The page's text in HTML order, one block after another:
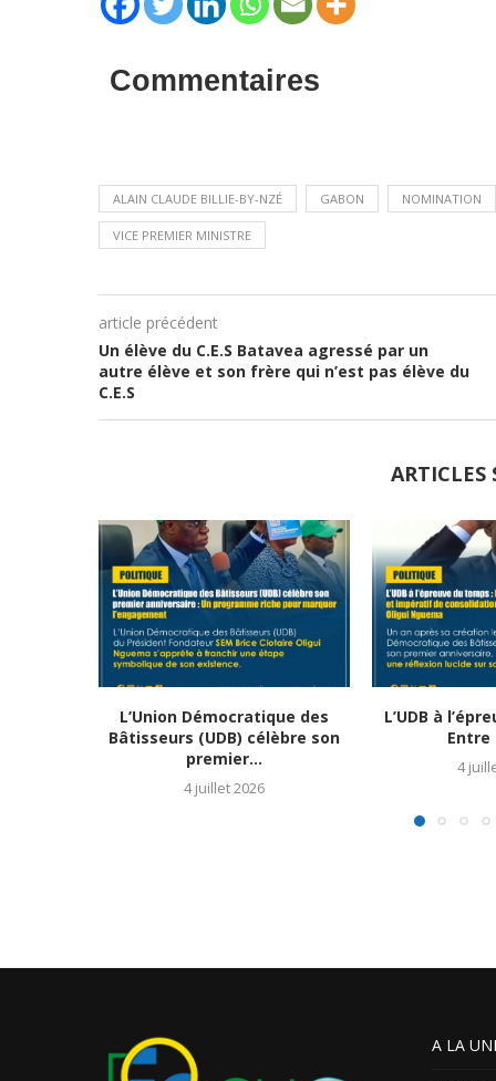
Commentaires
ALAIN CLAUDE BILLIE-BY-NZÉ GABON NOMINATION
VICE PREMIER MINISTRE
article précédent
Un élève du C.E.S Batavea agressé par un
autre élève et son frère qui n’est pas élève du
C.E.S
ARTICLES
L’Union Démocratique des
Bâtisseurs (UDB) célèbre son
premier...
4 juillet 2026
L’UDB à
Entre
4
A LA